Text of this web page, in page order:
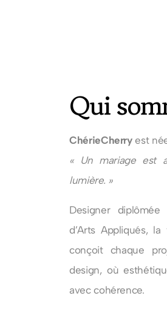
Qui
ChérieCherryest
« Un mariage est
lumière. »
Designer
d’Arts Appliqués,
conçoit chaque
design, où
avec cohérence.